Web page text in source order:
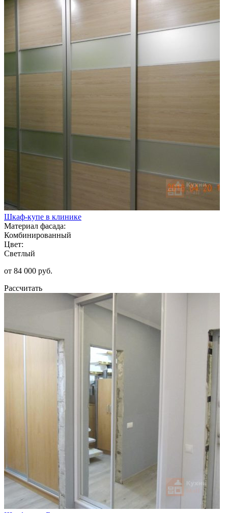
Шкаф-купе в клинике
Материал фасада:
Комбинированный
Цвет:
Светлый
от 84 000 руб.
Рассчитать